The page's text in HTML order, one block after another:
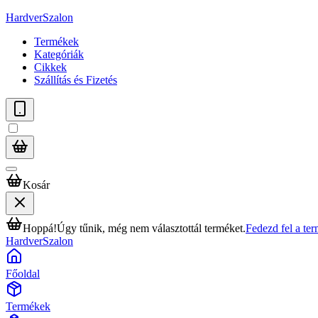
HardverSzalon
Termékek
Kategóriák
Cikkek
Szállítás és Fizetés
Kosár
Hoppá!Úgy tűnik, még nem választottál terméket.Fedezd fel a
HardverSzalon
Főoldal
Termékek